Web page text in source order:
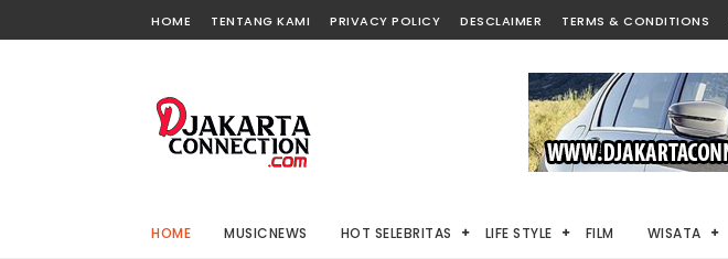
HOME TENTANG KAMI PRIVACY POLICY DESCLAIMER TERMS & CONDITIONS
HOME MUSICNEWS HOT SELEBRITAS LIFE STYLE FILM WISATA